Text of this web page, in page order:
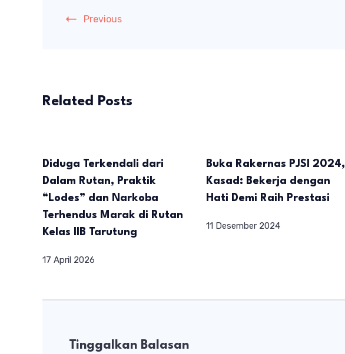
Previous
Related Posts
Diduga Terkendali dari
Dalam Rutan, Praktik
“Lodes” dan Narkoba
Terhendus Marak di Rutan
Kelas IIB Tarutung
17 April 2026
Buka Rakernas PJSI 2024,
Kasad: Bekerja dengan
Hati Demi Raih Prestasi
11 Desember 2024
Tinggalkan Balasan